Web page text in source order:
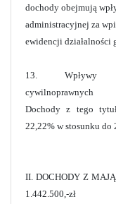
dochody obejmują
administracyjnej za
ewidencji działalności
13.
Dochody z tego
22,22% w stosunku do
II.
1.442.500,-zł